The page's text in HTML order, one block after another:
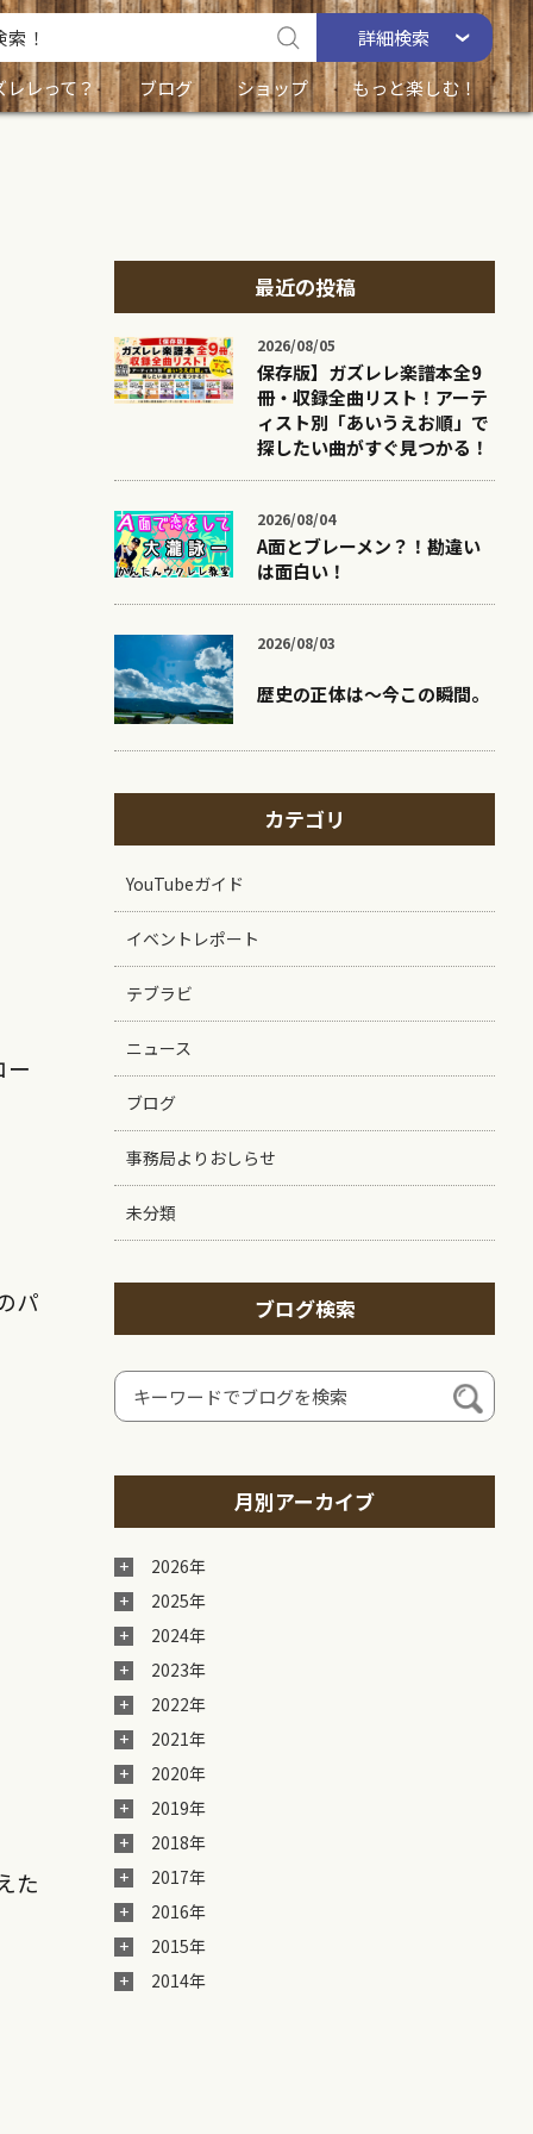
詳細検索
レレって？
ブログ ショップ もっと楽しむ！
ー
パ
た
最近の投稿
2026/08/05
保存版】ガズレレ楽譜本全9
冊・収録全曲リスト！アーテ
ィスト別「あいうえお順」で
探したい曲がすぐ見つかる！
2026/08/04
A面とブレーメン？！勘違い
は面白い！
2026/08/03
歴史の正体は〜今この瞬間。
カテゴリ
YouTubeガイド
イベントレポート
テブラビ
ニュース
ブログ
事務局よりおしらせ
未分類
ブログ検索
月別アーカイブ
2026年
2025年
2024年
2023年
2022年
2021年
2020年
2019年
2018年
2017年
2016年
2015年
2014年